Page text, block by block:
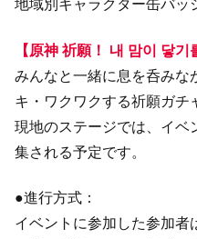
地域別キャラクター缶バッ
【原神 祈願！ 내 맘이 닿기
みんなと一緒に息を呑みな
キ・ワクワクする祈願ガチ
現地のステージでは、イベ
集される予定です。
●進行方式：
イベントに参加した参加者